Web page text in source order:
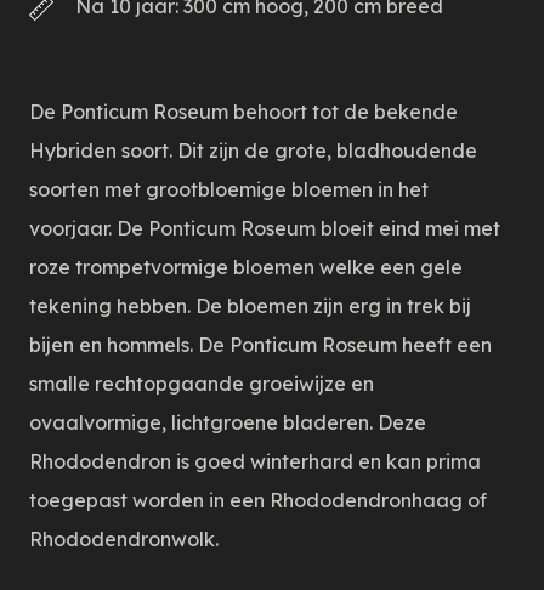
Na 10 jaar: 300 cm hoog, 200 cm breed
De Ponticum Roseum behoort tot de bekende
Hybriden soort. Dit zijn de grote, bladhoudende
soorten met grootbloemige bloemen in het
voorjaar. De Ponticum Roseum bloeit eind mei met
roze trompetvormige bloemen welke een gele
tekening hebben. De bloemen zijn erg in trek bij
bijen en hommels. De Ponticum Roseum heeft een
smalle rechtopgaande groeiwijze en
ovaalvormige, lichtgroene bladeren. Deze
Rhododendron is goed winterhard en kan prima
toegepast worden in een Rhododendronhaag of
Rhododendronwolk.